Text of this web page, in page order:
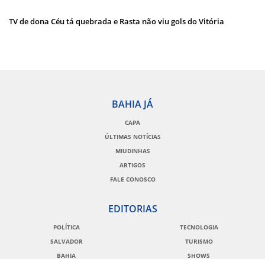
TV de dona Céu tá quebrada e Rasta não viu gols do Vitória
BAHIA JÁ
CAPA
ÚLTIMAS NOTÍCIAS
MIUDINHAS
ARTIGOS
FALE CONOSCO
EDITORIAS
POLÍTICA
SALVADOR
BAHIA
TECNOLOGIA
TURISMO
SHOWS